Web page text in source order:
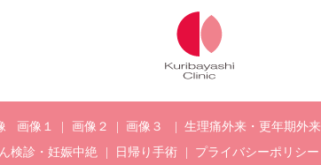
画像１ 画像２ 画像３ 生理痛外来・更年期外来
検診・妊娠中絶
日帰り手術 プライバシーポリシー